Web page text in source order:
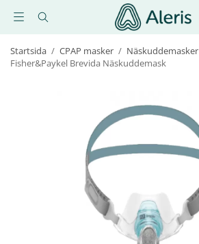
Startsida / CPAP masker / Näskuddemasker
Fisher&Paykel Brevida Näskuddemask